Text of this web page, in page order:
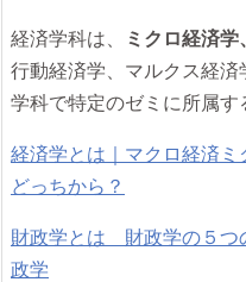
経済学科は、 ミクロ経済
行動経済学、マルクス経済
学科で特定のゼミに所属す
経済学とは｜マクロ経済
どっちから？
財政学とは 財政学の５
政学